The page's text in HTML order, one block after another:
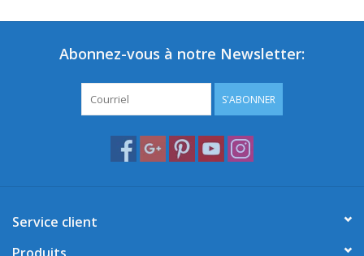
Abonnez-vous à notre Newsletter:
S'ABONNER
Service client